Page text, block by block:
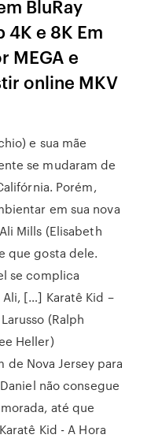
BluRay
e 8K Em
MEGA e
online MKV
e sua mãe
se mudaram de
Porém,
em sua nova
Mills (Elisabeth
que gosta dele.
se complica
[…] Karatê Kid –
(Ralph
Heller)
Nova Jersey para
não consegue
até que
Kid - A Hora